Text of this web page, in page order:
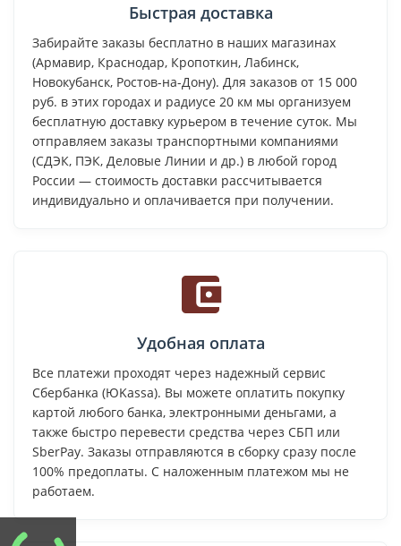
Быстрая доставка
Забирайте заказы бесплатно в наших магазинах
(Армавир, Краснодар, Кропоткин, Лабинск,
Новокубанск, Ростов-на-Дону). Для заказов от 15 000
руб. в этих городах и радиусе 20 км мы организуем
бесплатную доставку курьером в течение суток. Мы
отправляем заказы транспортными компаниями
(СДЭК, ПЭК, Деловые Линии и др.) в любой город
России — стоимость доставки рассчитывается
индивидуально и оплачивается при получении.
Удобная оплата
Все платежи проходят через надежный сервис
Сбербанка (ЮKassa). Вы можете оплатить покупку
картой любого банка, электронными деньгами, а
также быстро перевести средства через СБП или
SberPay. Заказы отправляются в сборку сразу после
100% предоплаты. С наложенным платежом мы не
работаем.